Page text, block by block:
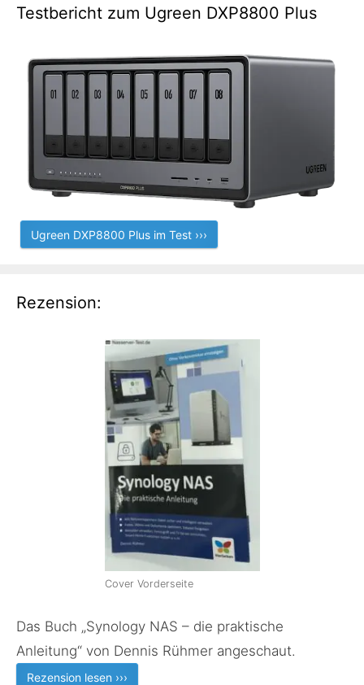
Testbericht zum Ugreen DXP8800 Plus
Ugreen DXP8800 Plus im Test ›››
Rezension:
Cover Vorderseite
Das Buch „Synology NAS – die praktische
Anleitung“ von Dennis Rühmer angeschaut.
Rezension lesen ›››